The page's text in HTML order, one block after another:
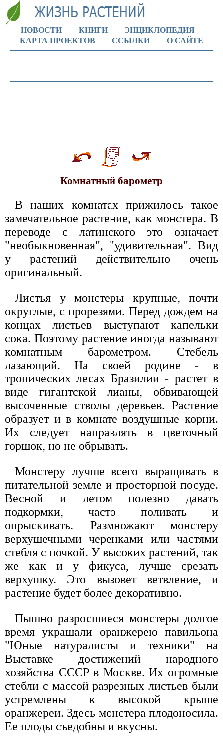
НОВОСТИ КНИГИ
ЭНЦИКЛОПЕДИЯ
КАРТА ПРОЕКТОВ
ССЫЛКИ О САЙТЕ
Комнатный барометр
В наших комнатах прижилось такое
замечательное растение, как монстера. В
переводе с латинского это означает
"необыкновенная", "удивительная". Вид
у растений действительно очень
оригинальный.
Листья у монстеры крупные, почти
округлые, с прорезями. Перед дождем на
концах листьев выступают капельки
сока. Поэтому растение иногда называют
комнатным барометром. Стебель
лазающий. На своей родине - в
тропических лесах Бразилии - растет в
виде гигантской лианы, обвивающей
высоченные стволы деревьев. Растение
образует и в комнате воздушные корни.
Их следует направлять в цветочный
горшок, но не обрывать.
Монстеру лучше всего выращивать в
питательной земле и просторной посуде.
Весной и летом полезно давать
подкормки, часто поливать и
опрыскивать. Размножают монстеру
верхушечными черенками или частями
стебля с почкой. У высоких растений, так
же как и у фикуса, лучше срезать
верхушку. Это вызовет ветвление, и
растение будет более декоративно.
Пышно разросшиеся монстеры долгое
время украшали оранжерею павильона
"Юные натуралисты и техники" на
Выставке достижений народного
хозяйства СССР в Москве. Их огромные
стебли с массой разрезных листьев были
устремлены к высокой крыше
оранжереи. Здесь монстера плодоносила.
Ее плоды съедобны и вкусны.